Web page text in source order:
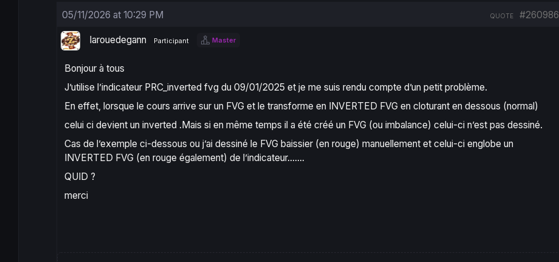
05/11/2026 at 10:29 PM #260986
QUOTE
larouedegann Participant Master
Bonjour à tous
J’utilise l’indicateur PRC_inverted fvg du 09/01/2025 et je me suis rendu compte d’un petit problème.
En effet, lorsque le cours arrive sur un FVG et le transforme en INVERTED FVG en cloturant en dessous (normal)
celui ci devient un inverted .Mais si en même temps il a été créé un FVG (ou imbalance) celui-ci n’est pas dessiné.
Cas de l’exemple ci-dessous ou j’ai dessiné le FVG baissier (en rouge) manuellement et celui-ci englobe un
INVERTED FVG (en rouge également) de l’indicateur…….
QUID ?
merci